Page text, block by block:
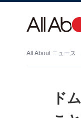
All About ニュース
ド